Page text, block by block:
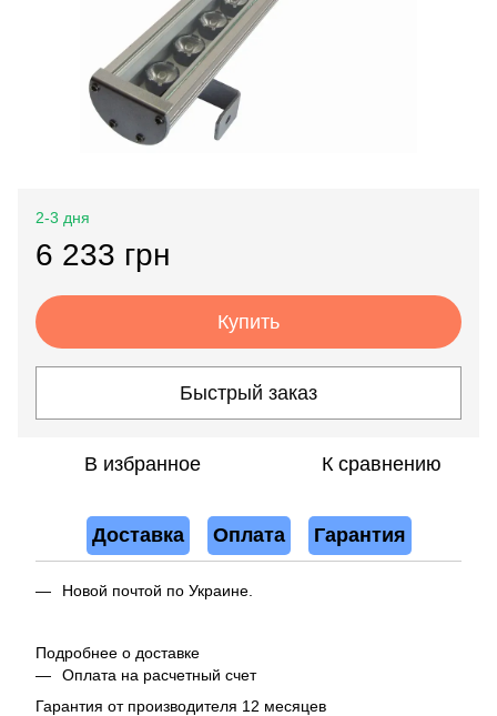
2-3 дня
6 233 грн
Купить
Быстрый заказ
В избранное К сравнению
Доставка Оплата Гарантия
Новой почтой по Украине.
Подробнее о доставке
Оплата на расчетный счет
Гарантия от производителя 12 месяцев